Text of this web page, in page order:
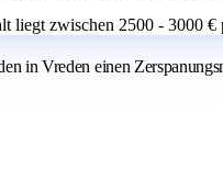
liegt zwischen 2500 - 3000 €
in Vreden einen